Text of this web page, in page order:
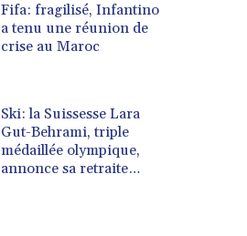
Fifa: fragilisé, Infantino
a tenu une réunion de
crise au Maroc
Ski: la Suissesse Lara
Gut-Behrami, triple
médaillée olympique,
annonce sa retraite